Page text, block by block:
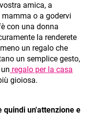
amica, a
o a godervi
con una donna
la renderete
un regalo che
un semplice gesto,
regalo per la casa
gioiosa.
quindi un'attenzione e